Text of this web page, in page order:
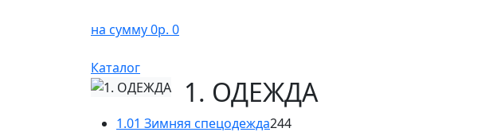
на сумму 0р. 0
Каталог
1. ОДЕЖДА
1.01 Зимняя спецодежда244